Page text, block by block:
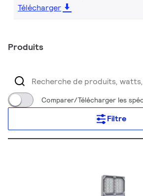
Télécharger
Produits
Comparer/Télécharger les
Filtre